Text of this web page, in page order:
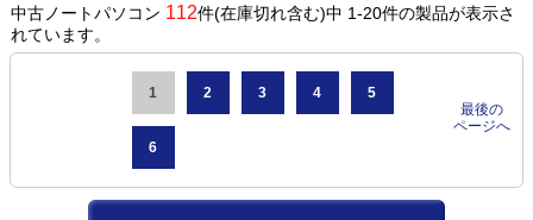
中古ノートパソコン 112件(在庫切れ含む)中 1-20件の製品が表示さ
れています。
1 2 3 4 5
6
最後の
ページへ